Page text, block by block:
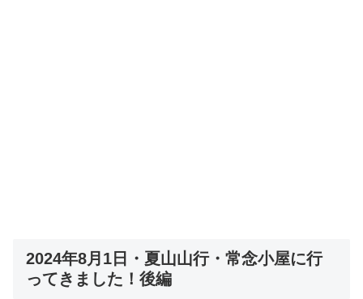
2024年8月1日・夏山山行・常念小屋に行
ってきました！後編